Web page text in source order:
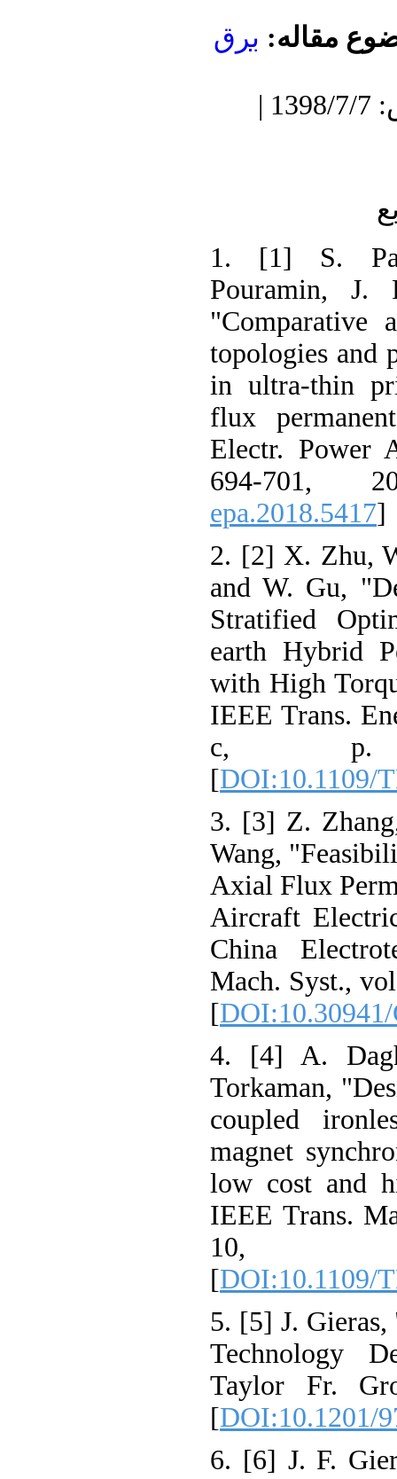
مقاله: برق
دریافت: 1398/3/29 | پذیرش: 1398/7/7 |
1. [1] S.
Pouramin, J.
"Comparative
topologies and
in ultra-thin
flux
Electr. Power
694-701,
epa.2018.5417]
2. [2] X. Zhu,
and W. Gu,
Stratified
earth Hybrid
with High
IEEE Trans.
c, p.
[DOI:10.1109/
3. [3] Z.
Wang,
Axial Flux
Aircraft
China
Mach. Syst.,
[
4. [4] A.
Torkaman,
coupled
magnet
low cost and
IEEE Trans.
10,
[DOI:10.1109/
5. [5] J.
Technology
Taylor Fr.
[DOI:10.1201/
6. [6] J. F.